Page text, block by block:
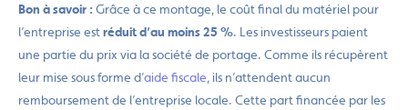
Bon à savoir :Grâce à ce montage, le coût final du matériel pour
l’entreprise est réduit d’au moins 25 %. Les investisseurs paient
une partie du prix via la société de portage. Comme ils récupèrent
leur mise sous forme d’aide fiscale, ils n’attendent aucun
remboursement de l’entreprise locale. Cette part financée par les